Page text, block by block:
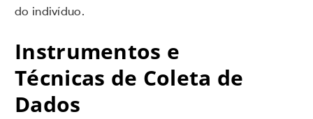
do indivíduo.
Instrumentos e
Técnicas de Coleta de
Dados